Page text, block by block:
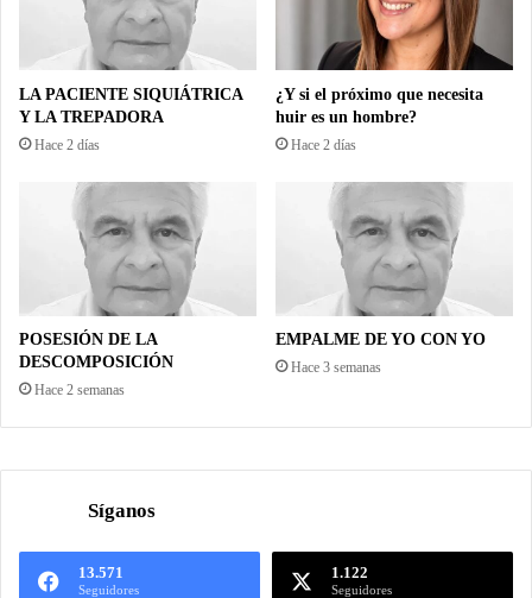
LA PACIENTE SIQUIÁTRICA
Y LA TREPADORA
Hace 2 días
¿Y si el próximo que necesita
huir es un hombre?
Hace 2 días
POSESIÓN DE LA
DESCOMPOSICIÓN
Hace 2 semanas
EMPALME DE YO CON YO
Hace 3 semanas
Síganos
13.571
Seguidores
1.122
Seguidores